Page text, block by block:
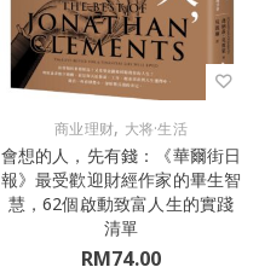
商业理财, 大将·生活
會想的人，先有錢：《華爾街日
報》最受歡迎財經作家的畢生智
慧，62個啟動致富人生的實踐
清單
RM74.00